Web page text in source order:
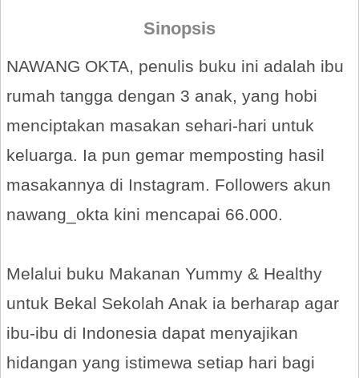
Sinopsis
NAWANG OKTA, penulis buku ini adalah ibu
rumah tangga dengan 3 anak, yang hobi
menciptakan masakan sehari-hari untuk
keluarga. Ia pun gemar memposting hasil
masakannya di Instagram. Followers akun
nawang_okta kini mencapai 66.000.
Melalui buku Makanan Yummy & Healthy
untuk Bekal Sekolah Anak ia berharap agar
ibu-ibu di Indonesia dapat menyajikan
hidangan yang istimewa setiap hari bagi